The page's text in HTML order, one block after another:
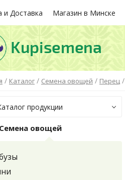
и Доставка Магазин в Минске
/ Каталог / Семена овощей / Перец /
продукции
Семена овощей